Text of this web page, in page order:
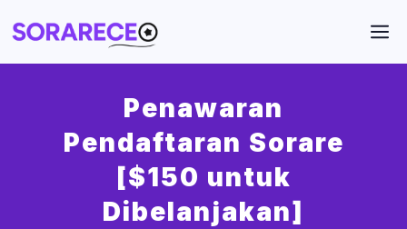
ke
Penawaran
Pendaftaran Sorare
[$150 untuk
Dibelanjakan]